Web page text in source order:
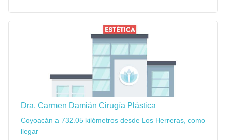
Dra. Carmen Damián Cirugía Plástica
Coyoacán a 732.05 kilómetros desde Los Herreras, como
llegar